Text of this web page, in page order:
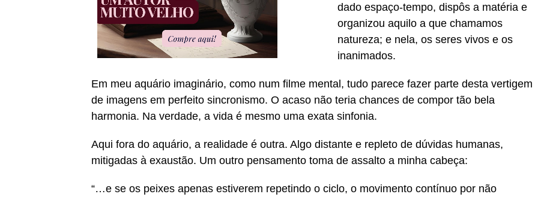
dado espaço-tempo, dispôs a matéria e
organizou aquilo a que chamamos
natureza; e nela, os seres vivos e os
inanimados.
Em meu aquário imaginário, como num filme mental, tudo parece fazer parte desta vertigem
de imagens em perfeito sincronismo. O acaso não teria chances de compor tão bela
harmonia. Na verdade, a vida é mesmo uma exata sinfonia.
Aqui fora do aquário, a realidade é outra. Algo distante e repleto de dúvidas humanas,
mitigadas à exaustão. Um outro pensamento toma de assalto a minha cabeça:
“…e se os peixes apenas estiverem repetindo o ciclo, o movimento contínuo por não